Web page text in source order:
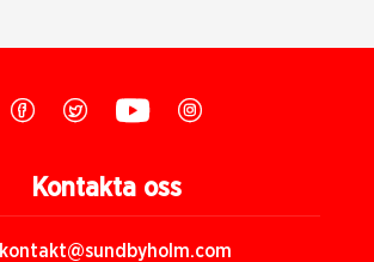
Kontakta oss
kontakt@sundbyholm.com